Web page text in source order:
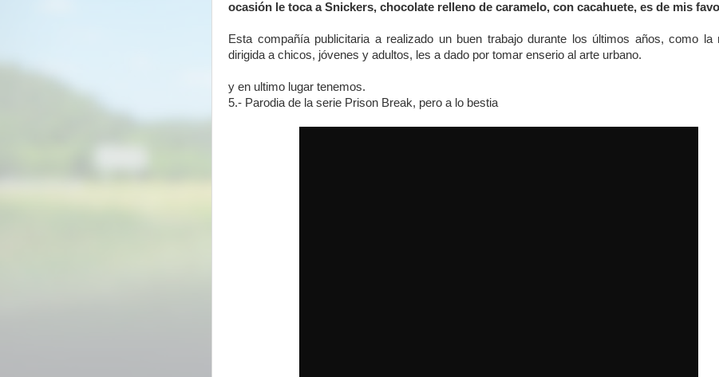
ocasión le toca a Snickers, chocolate relleno de caramelo, con cacahuete, es de mis
Esta compañía publicitaria a realizado un buen trabajo durante los últimos años, como la
dirigida a chicos, jóvenes y adultos, les a dado por tomar enserio al arte urbano.
y en ultimo lugar tenemos.
5.- Parodia de la serie Prison Break, pero a lo bestia